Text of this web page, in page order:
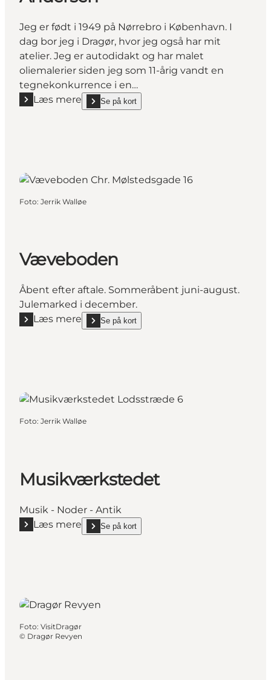
Jeg er født i 1949 på Nørrebro i København. I
dag bor jeg i Dragør, hvor jeg også har mit
atelier. Jeg er autodidakt og har malet
oliemalerier siden jeg som 11-årig vandt en
tegnekonkurrence i en…
Læs mere
Læs mere "Billedkunstner Niels Febber Andersen"
Se på kort
show Billedkunstner Niels Febber Andersen on_map
Foto: Jerrik Walløe
Væveboden
Åbent efter aftale. Sommeråbent juni-august.
Julemarked i december.
Læs mere
Læs mere "Væveboden"
Se på kort
show Væveboden on_map
Foto: Jerrik Walløe
Musikværkstedet
Musik - Noder - Antik
Læs mere
Læs mere "Musikværkstedet"
Se på kort
show Musikværkstedet on_map
Foto: VisitDragør
© Dragør Revyen